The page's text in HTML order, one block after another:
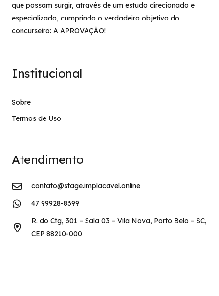
que possam surgir, através de um estudo direcionado e
especializado, cumprindo o verdadeiro objetivo do
concurseiro: A APROVAÇÃO!
Institucional
Sobre
Termos de Uso
Atendimento
contato@stage.implacavel.online
47 99928-8399
R. do Ctg, 301 – Sala 03 – Vila Nova, Porto Belo – SC,
CEP 88210-000